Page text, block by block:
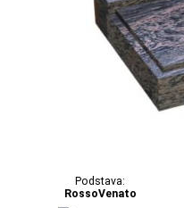
Podstava:
RossoVenato